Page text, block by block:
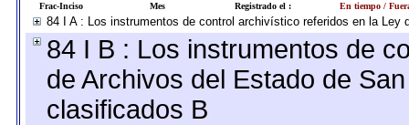
Frac-Inciso Mes Registrado el : En tiempo /
84 I A : Los instrumentos de control archivístico referidos en la
84 I B : Los instrumentos de
de Archivos del Estado de
clasificados B